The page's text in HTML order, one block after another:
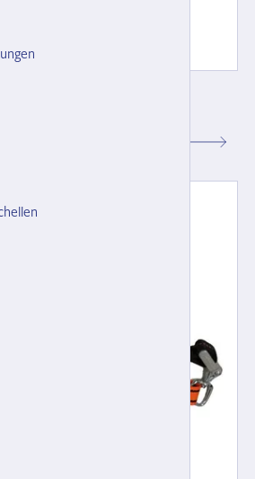
mit Stegöse